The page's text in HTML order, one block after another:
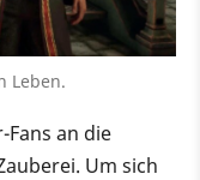
Leben.
an die
Um sich